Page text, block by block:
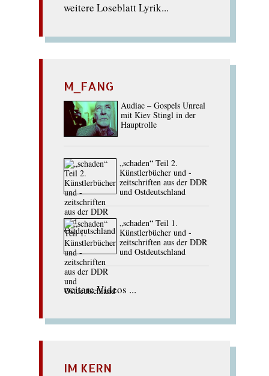
weitere Loseblatt Lyrik...
M_FANG
Audiac – Gospels Unreal
mit Kiev Stingl in der
Hauptrolle
„schaden“ Teil 2.
Künstlerbücher und -
zeitschriften aus der DDR
und Ostdeutschland
„schaden“ Teil 1.
Künstlerbücher und -
zeitschriften aus der DDR
und Ostdeutschland
weitere Videos ...
IM KERN